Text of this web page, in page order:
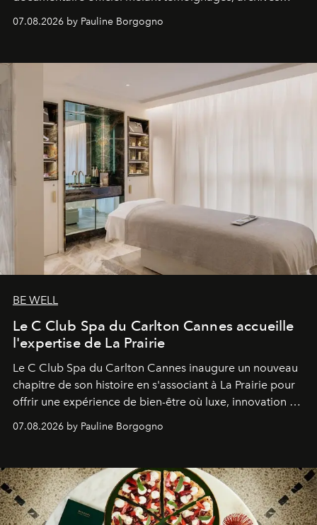
générationnel.
07.08.2026 by Pauline Borgogno
BE WELL
Le C Club Spa du Carlton Cannes accueille
l'expertise de La Prairie
Le C Club Spa du Carlton Cannes inaugure un nouveau
chapitre de son histoire en s'associant à La Prairie pour
offrir une expérience de bien-être où luxe, innovation et
07.08.2026 by Pauline Borgogno